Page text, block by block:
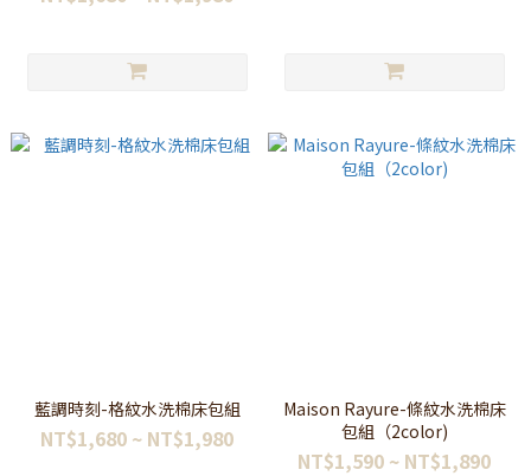
藍調時刻-格紋水洗棉床包組
NT$1,680 ~ NT$1,980
Maison Rayure-條紋水洗棉床
包組（2color)
NT$1,590 ~ NT$1,890